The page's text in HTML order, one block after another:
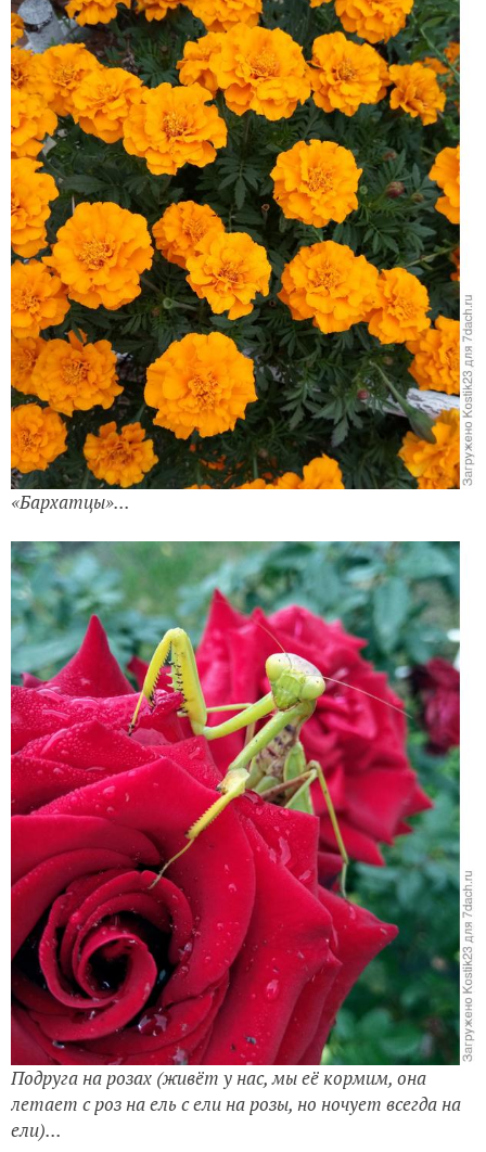
«Бархатцы»...
Подруга на розах (живёт у нас, мы её кормим, она
летает с роз на ель с ели на розы, но ночует всегда на
ели)...